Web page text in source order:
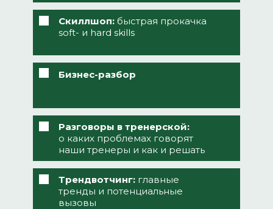
Скиллшоп: быстрая прокачка
soft- и hard skills
Бизнес-разбор
Разговоры в тренерской:
о каких проблемах говорят
наши тренеры и как и решать
Трендвотчинг: главные
тренды и потенциальные
вызовы